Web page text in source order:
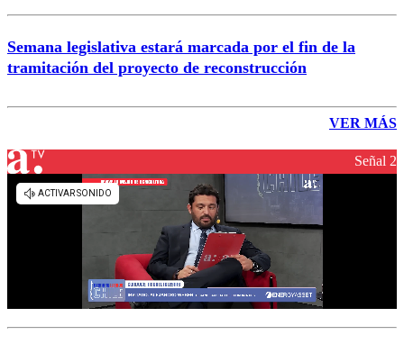
Semana legislativa estará marcada por el fin de la
tramitación del proyecto de reconstrucción
VER MÁS
Señal 2